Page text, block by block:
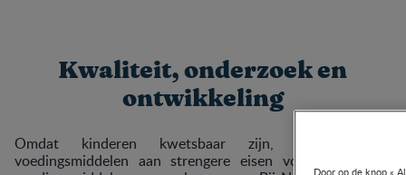
ontwikkelen,
Kwaliteit, onderzoek en
ontwikkeling
Omdat kinderen kwetsbaar zijn, moeten hun
voedingsmiddelen aan strengere eisen voldoen dan de
Door op de knop «